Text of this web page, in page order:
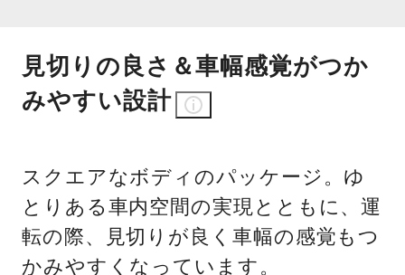
見切りの良さ＆車幅感覚がつか
みやすい設計
スクエアなボディのパッケージ。ゆ
とりある車内空間の実現とともに、運
転の際、見切りが良く車幅の感覚もつ
かみやすくなっています。